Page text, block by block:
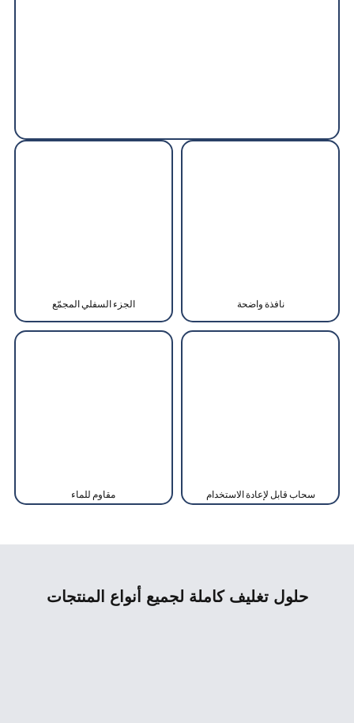
نافذة واضحة الجزء السفلي المجمّع
سحاب قابل لإعادة الاستخدام مقاوم للماء
حلول تغليف كاملة لجميع أنواع المنتجات